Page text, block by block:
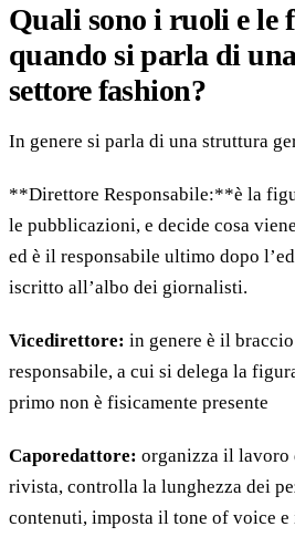
Quali sono i ruoli e le
quando si parla di
settore fashion?
In genere si parla di una struttura
**Direttore Responsabile:**è la
le pubblicazioni, e decide cosa
ed è il responsabile ultimo dopo
iscritto all’albo dei giornalisti.
Vicedirettore: in genere è il
responsabile, a cui si delega la
primo non è fisicamente presente
Caporedattore: organizza il lavoro
rivista, controlla la lunghezza dei
contenuti, imposta il tone of voice